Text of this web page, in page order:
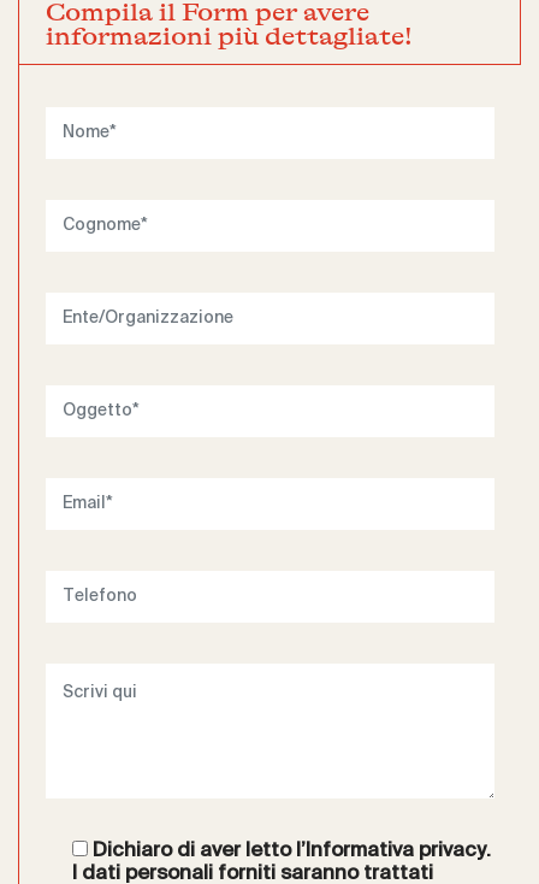
Compila il Form per avere
informazioni più dettagliate!
Dichiaro di aver letto l’Informativa privacy.
I dati personali forniti saranno trattati